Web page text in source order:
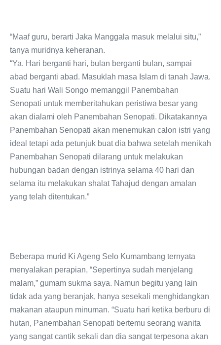
“Maaf guru, berarti Jaka Manggala masuk melalui situ,”
tanya muridnya keheranan.
“Ya. Hari berganti hari, bulan berganti bulan, sampai
abad berganti abad. Masuklah masa Islam di tanah Jawa.
Suatu hari Wali Songo memanggil Panembahan
Senopati untuk memberitahukan peristiwa besar yang
akan dialami oleh Panembahan Senopati. Dikatakannya
Panembahan Senopati akan menemukan calon istri yang
ideal tetapi ada petunjuk buat dia bahwa setelah menikah
Panembahan Senopati dilarang untuk melakukan
hubungan badan dengan istrinya selama 40 hari dan
selama itu melakukan shalat Tahajud dengan amalan
yang telah ditentukan.”
Beberapa murid Ki Ageng Selo Kumambang ternyata
menyalakan perapian, “Sepertinya sudah menjelang
malam,” gumam sukma saya. Namun begitu yang lain
tidak ada yang beranjak, hanya sesekali menghidangkan
makanan ataupun minuman. “Suatu hari ketika berburu di
hutan, Panembahan Senopati bertemu seorang wanita
yang sangat cantik sekali dan dia sangat terpesona akan